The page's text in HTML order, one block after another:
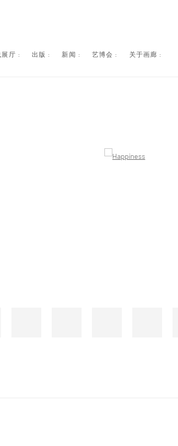
展厅 : 出版 : 新闻 : 艺博会 : 关于画廊 :